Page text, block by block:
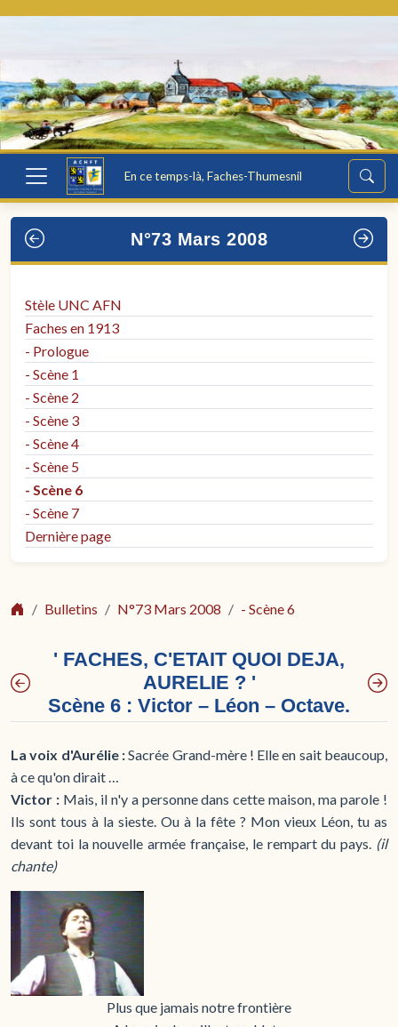
En ce temps-là, Faches-Thumesnil
N°73 Mars 2008
Stèle UNC AFN
Faches en 1913
- Prologue
- Scène 1
- Scène 2
- Scène 3
- Scène 4
- Scène 5
- Scène 6
- Scène 7
Dernière page
Bulletins N°73 Mars 2008 - Scène 6
' FACHES, C'ETAIT QUOI DEJA,
AURELIE ? '
Scène 6 : Victor – Léon – Octave.
La voix d'Aurélie :Sacrée Grand-mère ! Elle en sait beaucoup,
à ce qu'on dirait …
Victor :Mais, il n'y a personne dans cette maison, ma parole !
Ils sont tous à la sieste. Ou à la fête ? Mon vieux Léon, tu as
devant toi la nouvelle armée française, le rempart du pays. (il
chante)
Plus que jamais notre frontière